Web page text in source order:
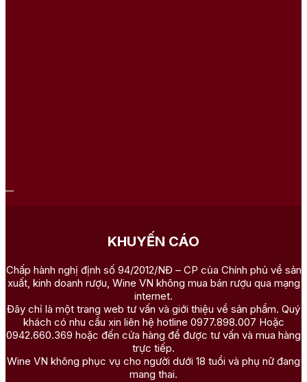
KHUYẾN CÁO
Chấp hành nghị định số 94/2012/NĐ – CP của Chính phủ về sản
xuất, kinh doanh rượu, Wine VN không mua bán rượu qua mạng
internet.
Đây chỉ là một trang web tư vấn và giới thiệu về sản phẩm. Quý
khách có nhu cầu xin liên hệ hotline 0977.898.007 Hoặc
0942.660.369 hoặc đến cửa hàng để được tư vấn và mua hàng
trực tiếp.
Wine VN không phục vụ cho người dưới 18 tuổi và phụ nữ đang
mang thai.